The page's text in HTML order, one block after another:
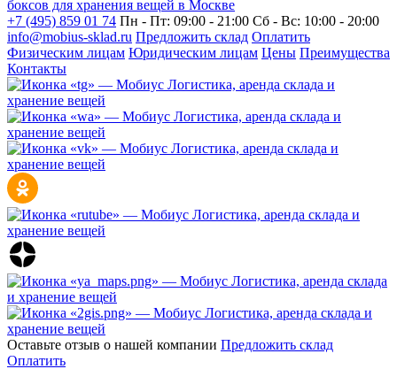
+7 (495) 859 01 74 Пн - Пт: 09:00 - 21:00 Сб - Вс: 10:00 - 20:00
info@mobius-sklad.ru Предложить склад Оплатить
Физическим лицам Юридическим лицам Цены Преимущества
Контакты
Оставьте отзыв о нашей компании Предложить склад
Оплатить